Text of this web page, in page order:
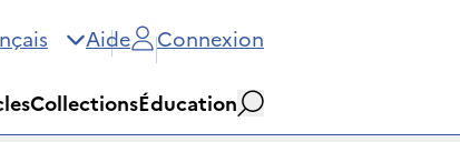
Aide Connexion
CollectionsÉducation
Rechercher